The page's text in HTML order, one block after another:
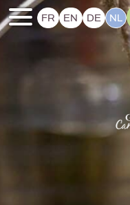
FR EN DE NL